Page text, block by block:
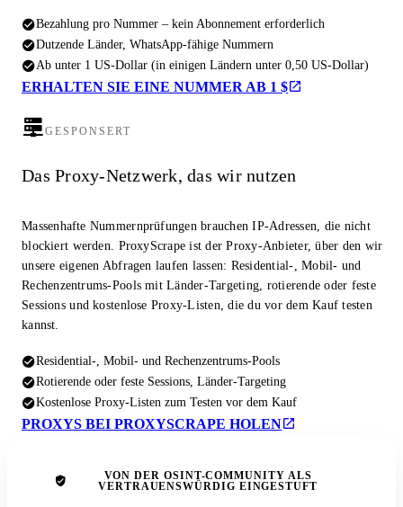
Bezahlung pro Nummer – kein Abonnement erforderlich
Dutzende Länder, WhatsApp-fähige Nummern
Ab unter 1 US-Dollar (in einigen Ländern unter 0,50 US-Dollar)
ERHALTEN SIE EINE NUMMER AB 1 $
GESPONSERT
Das Proxy-Netzwerk, das wir nutzen
Massenhafte Nummernprüfungen brauchen IP-Adressen, die nicht
blockiert werden. ProxyScrape ist der Proxy-Anbieter, über den wir
unsere eigenen Abfragen laufen lassen: Residential-, Mobil- und
Rechenzentrums-Pools mit Länder-Targeting, rotierende oder feste
Sessions und kostenlose Proxy-Listen, die du vor dem Kauf testen
kannst.
Residential-, Mobil- und Rechenzentrums-Pools
Rotierende oder feste Sessions, Länder-Targeting
Kostenlose Proxy-Listen zum Testen vor dem Kauf
PROXYS BEI PROXYSCRAPE HOLEN
VON DER OSINT-COMMUNITY ALS
VERTRAUENSWÜRDIG EINGESTUFT